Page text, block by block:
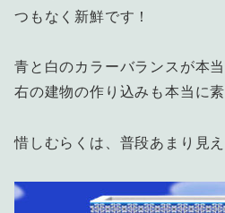
つもなく新鮮です！
青と白のカラーバランスが本
右の建物の作り込みも本当に素
惜しむらくは、普段あまり見え